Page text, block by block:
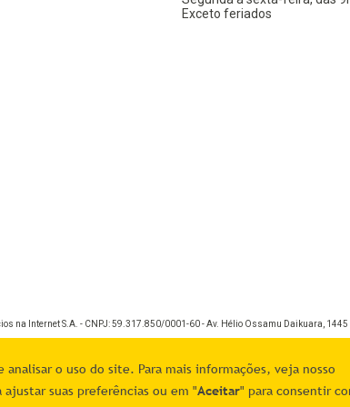
o uso do site. Para mais informações, veja nosso
ajustar suas preferências ou em "Aceitar" para consentir
Exceto feriados
na Internet S.A. - CNPJ: 59.317.850/0001-60 - Av. Hélio Ossamu Daikuara,